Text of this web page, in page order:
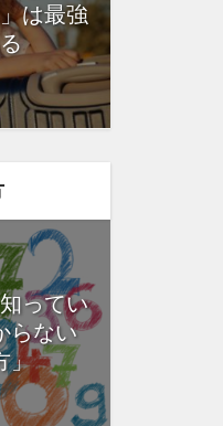
は最強
ってい
らない
」